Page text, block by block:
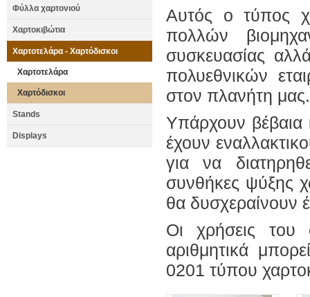
Φύλλα χαρτονιού
Χαρτοκιβώτια
Χαρτοτελάρα - Χαρτόδισκοι
Χαρτοτελάρα
Χαρτόδισκοι
Stands
Displays
Αυτός ο τύπος
πολλών
συσκευασίας
πολυεθνικών
στον πλανήτη μας.
Υπάρχουν βέβαια
έχουν
για να
συνθήκες ψύξης
θα δυσχεραίνουν
Οι χρήσεις του
αριθμητικά
0201 τύπου